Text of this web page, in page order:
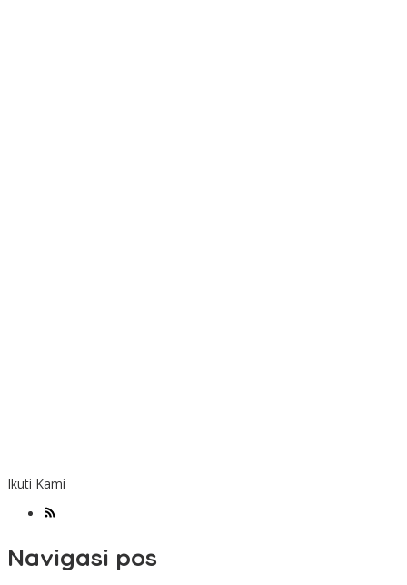
Ikuti Kami
Navigasi pos